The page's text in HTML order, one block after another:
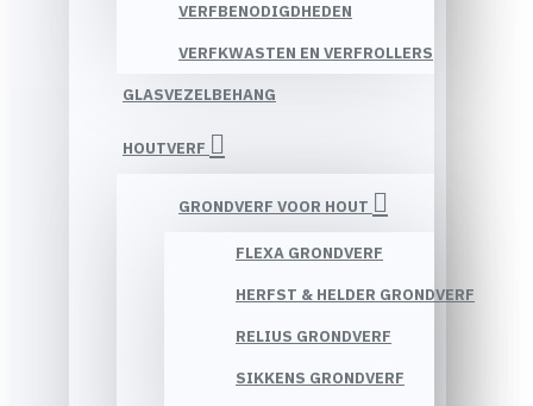
VERFBENODIGDHEDEN
VERFKWASTEN EN VERFROLLERS
GLASVEZELBEHANG
HOUTVERF
GRONDVERF VOOR HOUT
FLEXA GRONDVERF
HERFST & HELDER GRONDVERF
RELIUS GRONDVERF
SIKKENS GRONDVERF